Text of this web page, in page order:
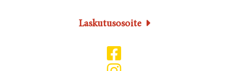
Laskutusosoite